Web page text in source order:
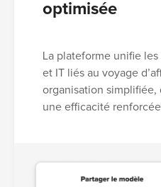
optimisée
La plateforme unifie
et IT liés au voyage
organisation simplifiée,
une efficacité